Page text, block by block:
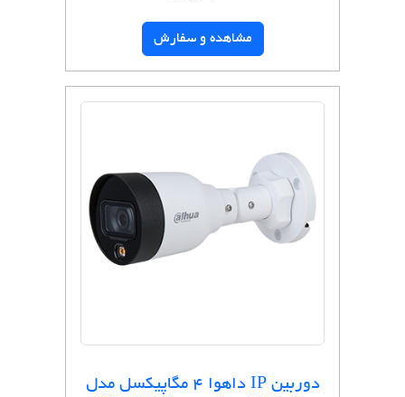
مشاهده و سفارش
دوربین IP داهوا 4 مگاپیکسل مدل